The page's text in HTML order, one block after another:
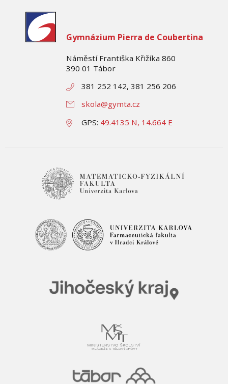
Gymnázium Pierra de Coubertina
Náměstí Františka Křižíka 860
390 01 Tábor
381 252 142, 381 256 206
skola@gymta.cz
GPS: 49.4135 N, 14.664 E